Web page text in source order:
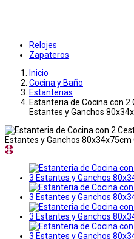
Relojes
Zapateros
Inicio
Cocina y Baño
Estanterias
Estanteria de Cocina con
Estantes y Ganchos